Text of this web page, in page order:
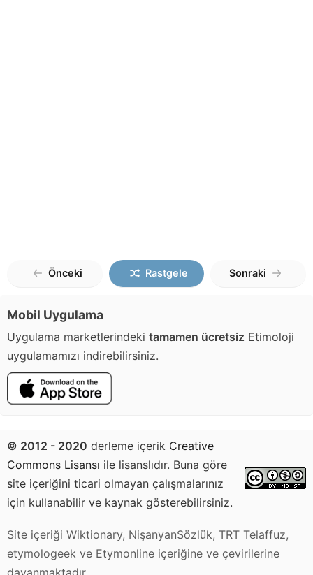
Önceki Rastgele Sonraki
Mobil Uygulama
Uygulama marketlerindeki tamamen ücretsiz Etimoloji
uygulamamızı indirebilirsiniz.
© 2012 - 2020 derleme içerik Creative
Commons Lisansı ile lisanslıdır. Buna göre
site içeriğini ticari olmayan çalışmalarınız
için kullanabilir ve kaynak gösterebilirsiniz.
Site içeriği Wiktionary, NişanyanSözlük, TRT Telaffuz,
etymologeek ve Etymonline içeriğine ve çevirilerine
dayanmaktadır.